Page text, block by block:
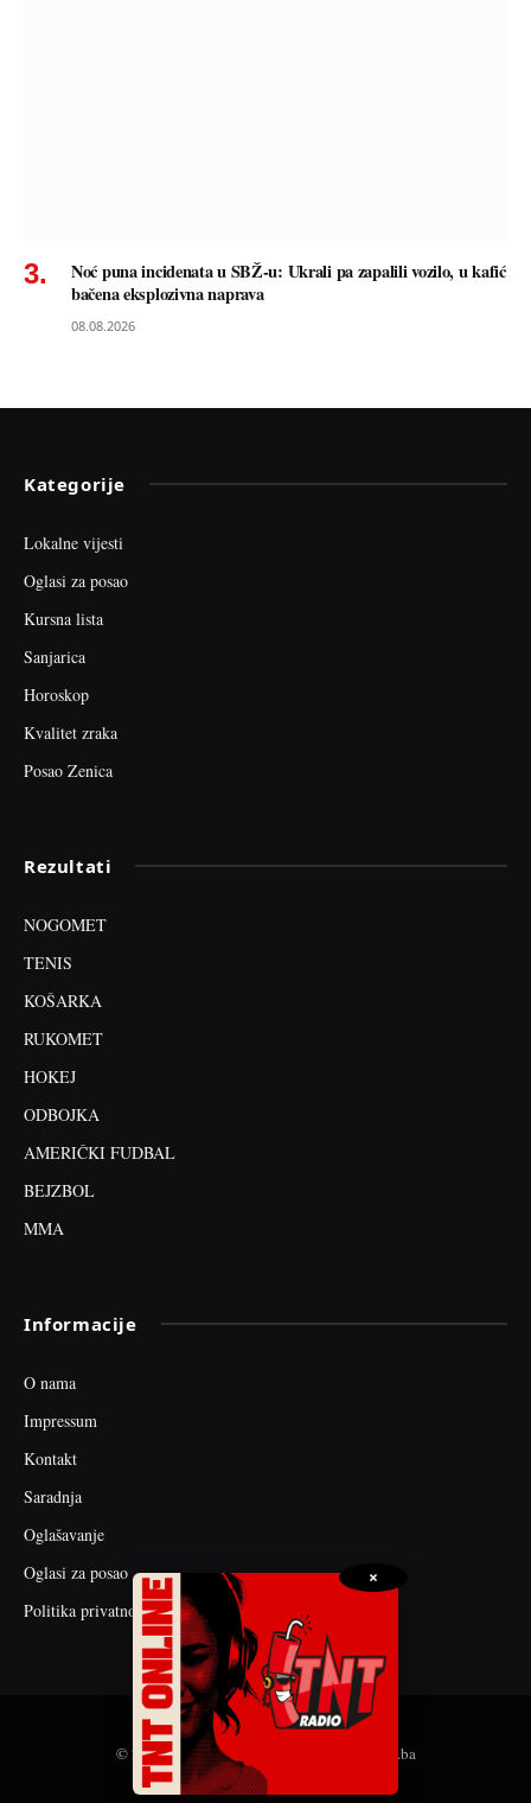
Noć puna incidenata u SBŽ-u: Ukrali pa zapalili vozilo, u kafić
bačena eksplozivna naprava
08.08.2026
Kategorije
Lokalne vijesti
Oglasi za posao
Kursna lista
Sanjarica
Horoskop
Kvalitet zraka
Posao Zenica
Rezultati
NOGOMET
TENIS
KOŠARKA
RUKOMET
HOKEJ
ODBOJKA
AMERIČKI FUDBAL
BEJZBOL
MMA
Informacije
O nama
Impressum
Kontakt
Saradnja
Oglašavanje
Oglasi za posao
Politika privatnosti
© 2026 web dizajn i seo optimizacija by tnt.ba
×